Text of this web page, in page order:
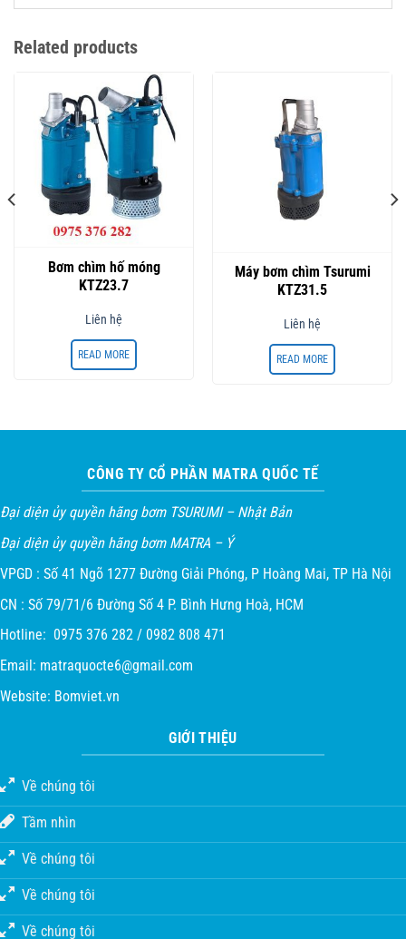
Related products
Bơm chìm hố móng
KTZ23.7
Liên hệ
READ MORE
Máy bơm chìm Tsurumi
KTZ31.5
Liên hệ
READ MORE
CÔNG TY CỔ PHẦN MATRA QUỐC TẾ
Đại diện ủy quyền hãng bơm TSURUMI – Nhật Bản
Đại diện ủy quyền hãng bơm MATRA – Ý
VPGD : Số 41 Ngõ 1277 Đường Giải Phóng, P Hoàng Mai, TP Hà Nội
CN : Số 79/71/6 Đường Số 4 P. Bình Hưng Hoà, HCM
Hotline: 0975 376 282 / 0982 808 471
Email: matraquocte6@gmail.com
Website: Bomviet.vn
GIỚI THIỆU
Về chúng tôi
Tầm nhìn
Về chúng tôi
Về chúng tôi
Về chúng tôi